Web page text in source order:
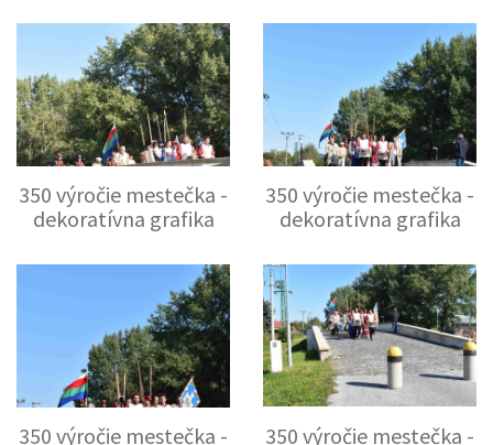
350 výročie mestečka -
dekoratívna grafika
350 výročie mestečka -
dekoratívna grafika
350 výročie mestečka -
350 výročie mestečka -